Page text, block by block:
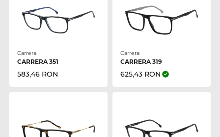
Carrera
CARRERA 351
583,46 RON
Carrera
CARRERA 319
625,43 RON